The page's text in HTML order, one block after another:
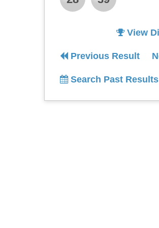
View
Previous Result
Search Past Results